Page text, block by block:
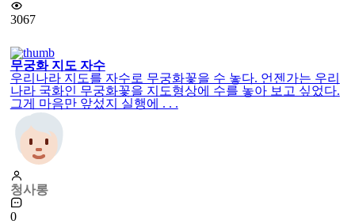
3067
무궁화 지도 자수
우리나라 지도를 자수로 무궁화꽃을 수 놓다. 언젠가는 우리
나라 국화인 무궁화꽃을 지도형상에 수를 놓아 보고 싶었다.
그게 마음만 앞섰지 실행에 . . .
청사롱
0